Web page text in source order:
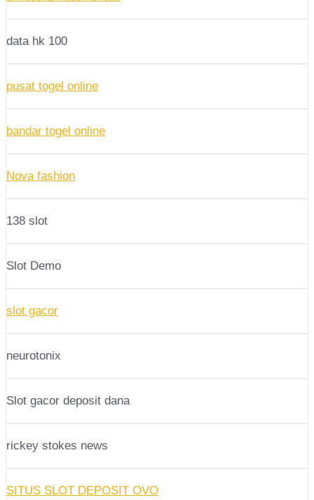
data hk 100
pusat togel online
bandar togel online
Nova fashion
138 slot
Slot Demo
slot gacor
neurotonix
Slot gacor deposit dana
rickey stokes news
SITUS SLOT DEPOSIT OVO